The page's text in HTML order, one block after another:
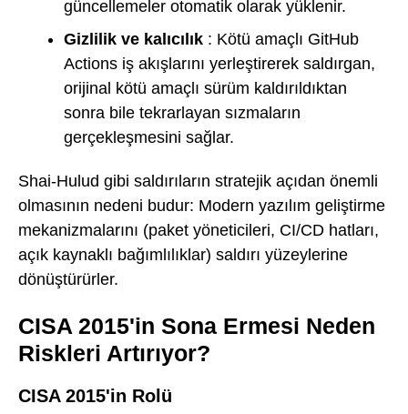
güncellemeler otomatik olarak yüklenir.
Gizlilik ve kalıcılık : Kötü amaçlı GitHub
Actions iş akışlarını yerleştirerek saldırgan,
orijinal kötü amaçlı sürüm kaldırıldıktan
sonra bile tekrarlayan sızmaların
gerçekleşmesini sağlar.
Shai-Hulud gibi saldırıların stratejik açıdan önemli
olmasının nedeni budur: Modern yazılım geliştirme
mekanizmalarını (paket yöneticileri, CI/CD hatları,
açık kaynaklı bağımlılıklar) saldırı yüzeylerine
dönüştürürler.
CISA 2015'in Sona Ermesi Neden
Riskleri Artırıyor?
CISA 2015'in Rolü